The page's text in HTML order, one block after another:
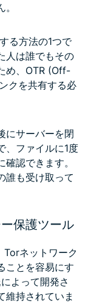
る方法の1つで
人は誰でもその
め、OTR (Off-
クを共有する必
にサーバーを閉
、ファイルに1度
認できます。
誰も受け取って
保護ツール
Torネットワーク
ことを容易にす
よって開発さ
維持されていま